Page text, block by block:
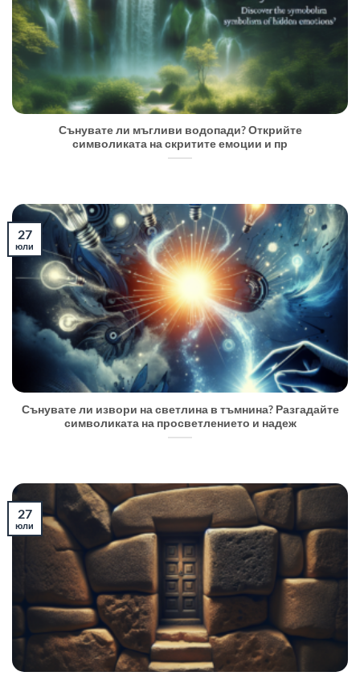
Сънувате ли мъгливи водопади? Открийте
символиката на скритите емоции и пр
Сънувате ли извори на светлина в тъмнина? Разгадайте
символиката на просветлението и надеж
27
юли
27
юли